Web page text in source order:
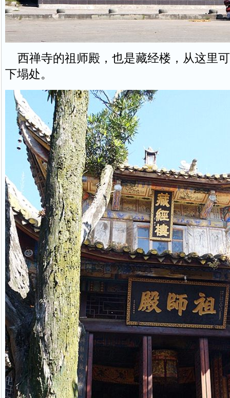
西禅寺的祖师殿，也是藏经楼，从这里
下塌处。